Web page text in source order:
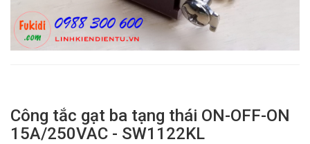
Công tắc gạt ba tạng thái ON-OFF-ON
15A/250VAC - SW1122KL